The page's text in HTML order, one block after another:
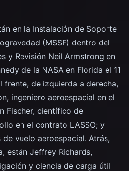
en la Instalación de Soporte
(MSSF) dentro del
y Revisión Neil Armstrong en
de la NASA en Florida el 11
de izquierda a derecha,
ingeniero aeroespacial en el
Fischer, científico de
en el contrato LASSO; y
de vuelo aeroespacial. Atrás,
están Jeffrey Richards,
y ciencia de carga útil